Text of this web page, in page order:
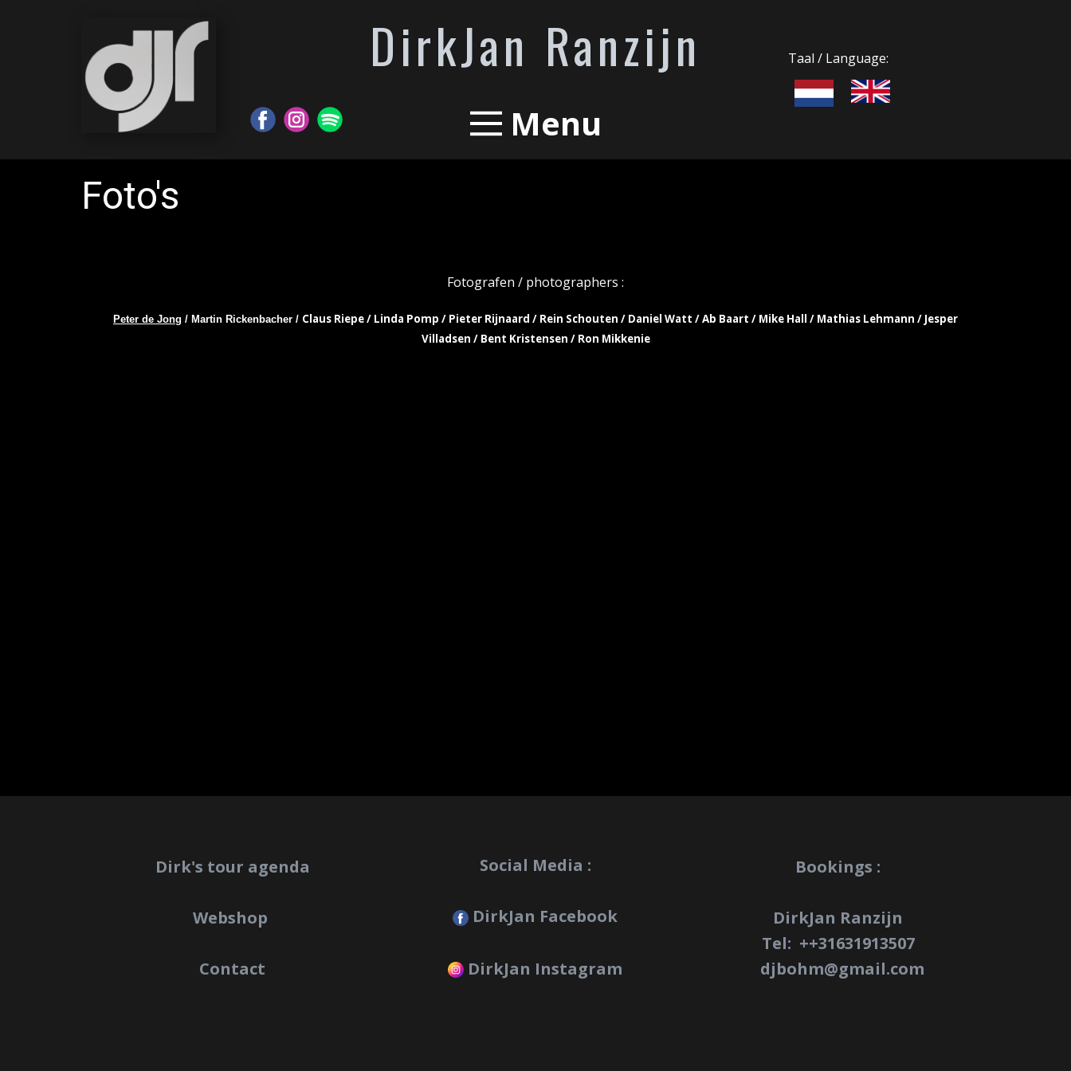
DirkJan Ranzijn Taal / Language:
Menu
Foto's
Fotografen / photographers :
Peter de Jong / Martin Rickenbacher / Claus Riepe / Linda Pomp / Pieter Rijnaard / Rein Schouten / Daniel Watt / Ab Baart / Mike Hall / Mathias Lehmann / Jesper
Villadsen / Bent Kristensen / Ron Mikkenie
Dirk's tour agenda
Webshop
Contact
Social Media :
DirkJan Facebook
DirkJan Instagram
Bookings :
DirkJan Ranzijn
Tel: ++31631913507
djbohm@gmail.com